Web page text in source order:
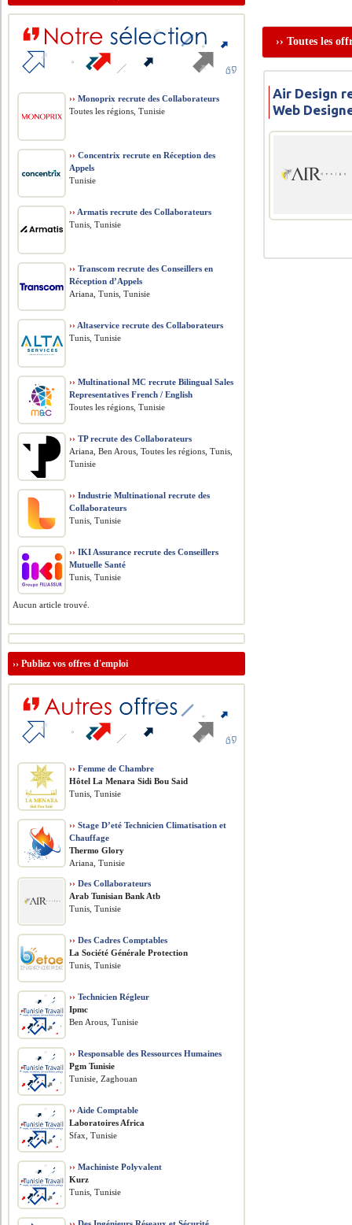
›› Toutes les
Air Design
Web
›› Monoprix recrute des Collaborateurs
Toutes les régions, Tunisie
›› Concentrix recrute en Réception des
Appels
Tunisie
›› Armatis recrute des Collaborateurs
Tunis, Tunisie
›› Transcom recrute des Conseillers en
Réception d’Appels
Ariana, Tunis, Tunisie
›› Altaservice recrute des Collaborateurs
Tunis, Tunisie
›› Multinational MC recrute Bilingual Sales
Representatives French / English
Toutes les régions, Tunisie
›› TP recrute des Collaborateurs
Ariana, Ben Arous, Toutes les régions, Tunis,
Tunisie
›› Industrie Multinational recrute des
Collaborateurs
Tunis, Tunisie
›› IKI Assurance recrute des Conseillers
Mutuelle Santé
Tunis, Tunisie
Aucun article trouvé.
››Publiez vos offres d'emploi
›› Femme de Chambre
Hôtel La Menara Sidi Bou Said
Tunis, Tunisie
›› Stage D’eté Technicien Climatisation et
Chauffage
Thermo Glory
Ariana, Tunisie
›› Des Collaborateurs
Arab Tunisian Bank Atb
Tunis, Tunisie
›› Des Cadres Comptables
La Société Générale Protection
Tunis, Tunisie
›› Technicien Régleur
Ipmc
Ben Arous, Tunisie
›› Responsable des Ressources Humaines
Pgm Tunisie
Tunisie, Zaghouan
›› Aide Comptable
Laboratoires Africa
Sfax, Tunisie
›› Machiniste Polyvalent
Kurz
Tunis, Tunisie